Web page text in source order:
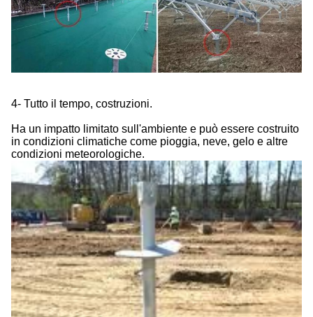
4- Tutto il tempo, costruzioni.
Ha un impatto limitato sull'ambiente e può essere costruito
in condizioni climatiche come pioggia, neve, gelo e altre
condizioni meteorologiche.